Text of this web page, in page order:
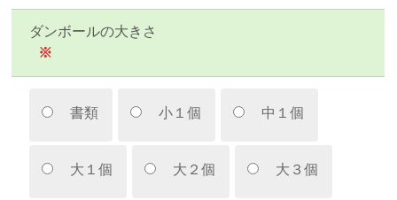
ダンボールの大きさ
※
書類 小１個 中１個
大１個 大２個 大３個